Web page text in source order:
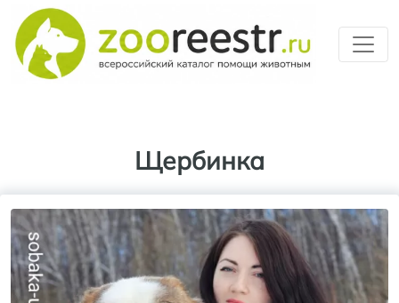
Щербинка